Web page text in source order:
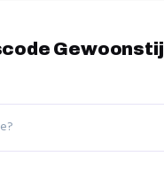
Gewoonstijl